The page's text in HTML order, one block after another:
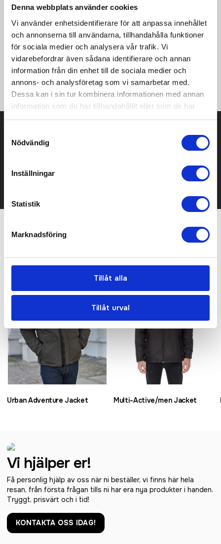
Denna webbplats använder cookies
Vi använder enhetsidentifierare för att anpassa innehållet
och annonserna till användarna, tillhandahålla funktioner
för sociala medier och analysera vår trafik. Vi
vidarebefordrar även sådana identifierare och annan
information från din enhet till de sociala medier och
annons- och analysföretag som vi samarbetar med.
Dessa kan i sin tur kombinera informationen med annan
information som du har tillhandahållit eller som de har
samlat in när du har använt deras tjänster.
Nödvändig
Inställningar
Statistik
Marknadsföring
Tillåt alla
Tillåt urval
(
·88% Polyester, 12% Elastane ·2-layer fabric fabric with 310T
polyester lining with DuPont™ padding ·High stylish collar
·Water-repellent front and pocket zippers ·Elastic detail at
hem and cuffs ·Wind- and waterproof (8.000 mm), taped
seams ·Breathable (3.000 g/m² in 24h)
Kontakta oss här för att få förslag på produkt och pris över
Det går också utmärkt att bara ställa frågor!
Relaterade produkter
Urban Adventure Jacket Multi-Active/men Jacket
Vi hjälper er!
Få personlig hjälp av oss när ni beställer, vi finns här hela
resan, från första frågan tills ni har era nya produkter i handen.
Tryggt, prisvärt och i tid!
KONTAKTA OSS IDAG!